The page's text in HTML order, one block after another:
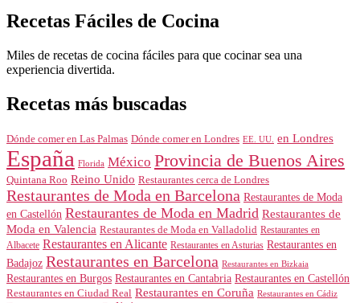
Recetas Fáciles de Cocina
Miles de recetas de cocina fáciles para que cocinar sea una
experiencia divertida.
Recetas más buscadas
Dónde comer en Las Palmas Dónde comer en Londres EE. UU. en Londres
España Florida México Provincia de Buenos Aires
Quintana Roo Reino Unido Restaurantes cerca de Londres
Restaurantes de Moda en Barcelona Restaurantes de Moda
en Castellón Restaurantes de Moda en Madrid Restaurantes de
Moda en Valencia Restaurantes de Moda en Valladolid Restaurantes en
Albacete Restaurantes en Alicante Restaurantes en Asturias Restaurantes en
Badajoz Restaurantes en Barcelona Restaurantes en Bizkaia
Restaurantes en Burgos Restaurantes en Cantabria Restaurantes en Castellón
Restaurantes en Ciudad Real Restaurantes en Coruña Restaurantes en Cádiz